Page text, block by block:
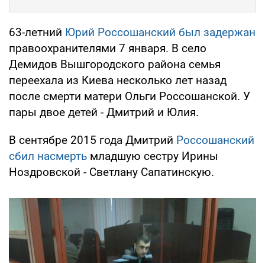
63-летний Юрий Россошанский был задержан
правоохранителями 7 января. В село
Демидов Вышгородского района семья
переехала из Киева несколько лет назад
после смерти матери Ольги Россошанской. У
пары двое детей - Дмитрий и Юлия.
В сентябре 2015 года Дмитрий Россошанский
сбил насмерть младшую сестру Ирины
Ноздровской - Светлану Сапатинскую.